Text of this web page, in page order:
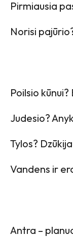
Pirmiausia
Norisi
Poilsio
Judesio?
Tylos?
Vandens ir
Antra –